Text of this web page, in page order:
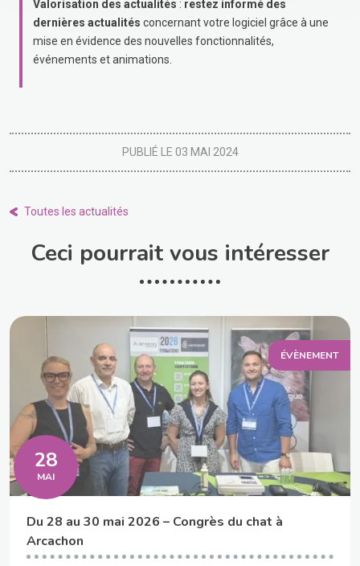
Valorisation des actualités : restez informé des
dernières actualités concernant votre logiciel grâce à une
mise en évidence des nouvelles fonctionnalités,
événements et animations.
PUBLIÉ LE 03 MAI 2024
Toutes les actualités
Ceci pourrait vous intéresser
ÉVÈNEMENT
28
MAI
Du 28 au 30 mai 2026 – Congrès du chat à
Arcachon